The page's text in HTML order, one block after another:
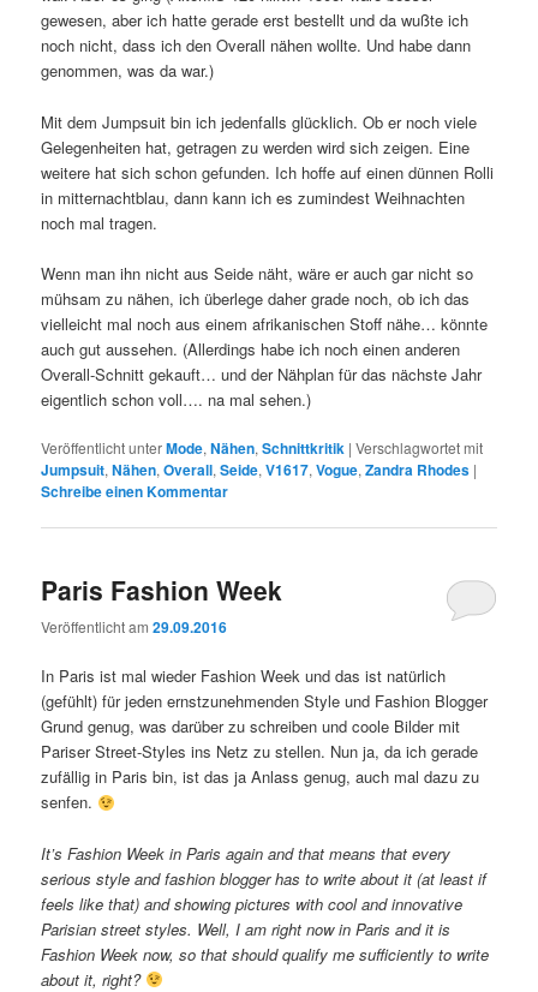
gewesen, aber ich hatte gerade erst bestellt und da wußte ich
noch nicht, dass ich den Overall nähen wollte. Und habe dann
genommen, was da war.)
Mit dem Jumpsuit bin ich jedenfalls glücklich. Ob er noch viele
Gelegenheiten hat, getragen zu werden wird sich zeigen. Eine
weitere hat sich schon gefunden. Ich hoffe auf einen dünnen Rolli
in mitternachtblau, dann kann ich es zumindest Weihnachten
noch mal tragen.
Wenn man ihn nicht aus Seide näht, wäre er auch gar nicht so
mühsam zu nähen, ich überlege daher grade noch, ob ich das
vielleicht mal noch aus einem afrikanischen Stoff nähe… könnte
auch gut aussehen. (Allerdings habe ich noch einen anderen
Overall-Schnitt gekauft… und der Nähplan für das nächste Jahr
eigentlich schon voll…. na mal sehen.)
Veröffentlicht unterMode,Nähen,Schnittkritik |Verschlagwortet mit
Jumpsuit,Nähen,Overall,Seide,V1617,Vogue,Zandra Rhodes |
Schreibe einen Kommentar
Paris Fashion Week
Veröffentlicht am29.09.2016
In Paris ist mal wieder Fashion Week und das ist natürlich
(gefühlt) für jeden ernstzunehmenden Style und Fashion Blogger
Grund genug, was darüber zu schreiben und coole Bilder mit
Pariser Street-Styles ins Netz zu stellen. Nun ja, da ich gerade
zufällig in Paris bin, ist das ja Anlass genug, auch mal dazu zu
senfen.
It’s Fashion Week in Paris again and that means that every
serious style and fashion blogger has to write about it (at least if
feels like that) and showing pictures with cool and innovative
Parisian street styles. Well, I am right now in Paris and it is
Fashion Week now, so that should qualify me sufficiently to write
about it, right?